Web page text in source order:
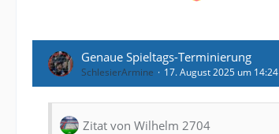
Genaue Spieltags-Terminierung
SchlesierArmine 17. August 2025 um 14:24
Zitat von Wilhelm 2704